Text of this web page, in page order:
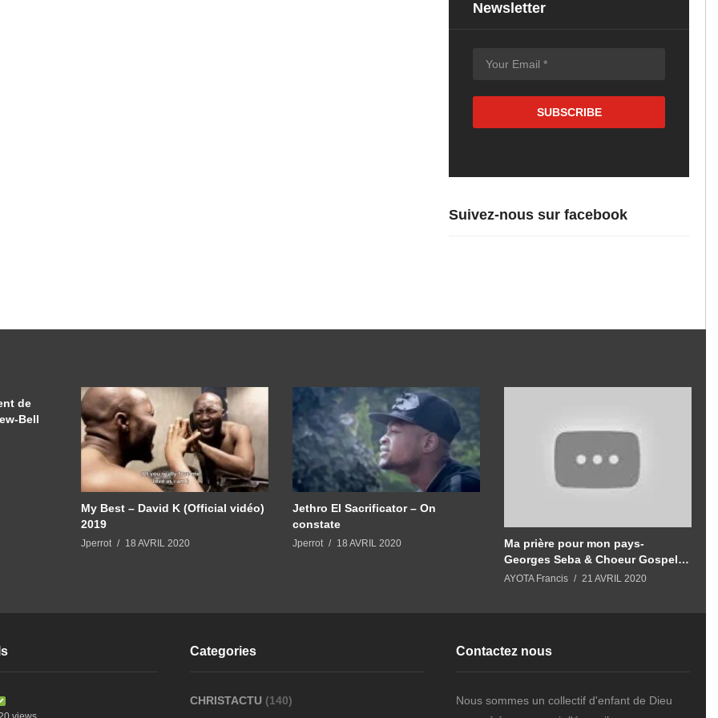
Newsletter
Suivez-nous sur facebook
de
Bell
My Best – David K (Official vidéo)
2019
Jperrot 18 AVRIL 2020
Jethro El Sacrificator – On
constate
Jperrot 18 AVRIL 2020
Ma prière pour mon pays-
Georges Seba & Choeur Gospel
de Paris Feat Christian Mpondo.
AYOTA Francis 21 AVRIL 2020
Categories
CHRISTACTU (140)
Contactez nous
Nous sommes un collectif d'enfant de Dieu